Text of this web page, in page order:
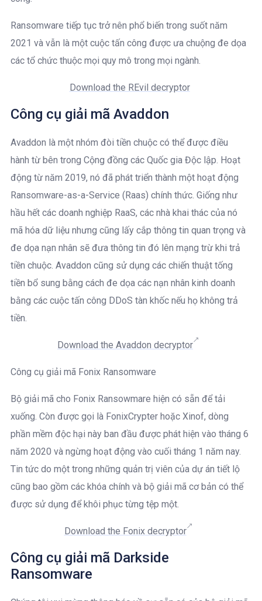
Ransomware tiếp tục trở nên phổ biến trong suốt năm
2021 và vẫn là một cuộc tấn công được ưa chuộng đe dọa
các tổ chức thuộc mọi quy mô trong mọi ngành.
Download the REvil decryptor
Công cụ giải mã Avaddon
Avaddon là một nhóm đòi tiền chuộc có thể được điều
hành từ bên trong Cộng đồng các Quốc gia Độc lập. Hoạt
động từ năm 2019, nó đã phát triển thành một hoạt động
Ransomware-as-a-Service (Raas) chính thức. Giống như
hầu hết các doanh nghiệp RaaS, các nhà khai thác của nó
mã hóa dữ liệu nhưng cũng lấy cắp thông tin quan trọng và
đe dọa nạn nhân sẽ đưa thông tin đó lên mạng trừ khi trả
tiền chuộc. Avaddon cũng sử dụng các chiến thuật tống
tiền bổ sung bằng cách đe dọa các nạn nhân kinh doanh
bằng các cuộc tấn công DDoS tàn khốc nếu họ không trả
tiền.
Download the Avaddon decryptor
Công cụ giải mã Fonix Ransomware
Bộ giải mã cho Fonix Ransowmare hiện có sẵn để tải
xuống. Còn được gọi là FonixCrypter hoặc Xinof, dòng
phần mềm độc hại này ban đầu được phát hiện vào tháng 6
năm 2020 và ngừng hoạt động vào cuối tháng 1 năm nay.
Tin tức do một trong những quản trị viên của dự án tiết lộ
cũng bao gồm các khóa chính và bộ giải mã cơ bản có thể
được sử dụng để khôi phục từng tệp một.
Download the Fonix decryptor
Công cụ giải mã Darkside
Ransomware